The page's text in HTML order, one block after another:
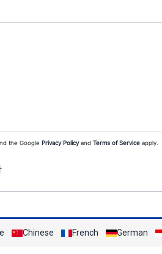
the Google Privacy Policyand Terms of Service apply.
Chinese French German